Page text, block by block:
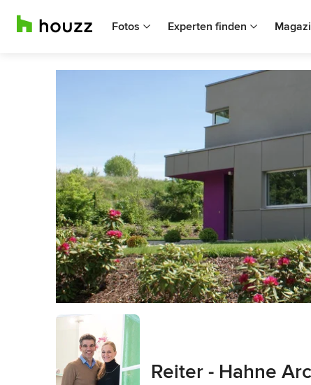
Fotos Experten finden
Reiter - Hahne